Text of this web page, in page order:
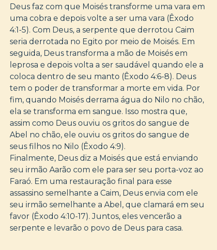
Deus faz com que Moisés transforme uma vara em
uma cobra e depois volte a ser uma vara (Êxodo
4:1-5). Com Deus, a serpente que derrotou Caim
seria derrotada no Egito por meio de Moisés. Em
seguida, Deus transforma a mão de Moisés em
leprosa e depois volta a ser saudável quando ele a
coloca dentro de seu manto (Êxodo 4:6-8). Deus
tem o poder de transformar a morte em vida. Por
fim, quando Moisés derrama água do Nilo no chão,
ela se transforma em sangue. Isso mostra que,
assim como Deus ouviu os gritos do sangue de
Abel no chão, ele ouviu os gritos do sangue de
seus filhos no Nilo (Êxodo 4:9).
Finalmente, Deus diz a Moisés que está enviando
seu irmão Aarão com ele para ser seu porta-voz ao
Faraó. Em uma restauração final para esse
assassino semelhante a Caim, Deus envia com ele
seu irmão semelhante a Abel, que clamará em seu
favor (Êxodo 4:10-17). Juntos, eles vencerão a
serpente e levarão o povo de Deus para casa.